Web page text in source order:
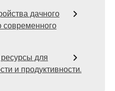
дачного
современного
для
и продуктивности.